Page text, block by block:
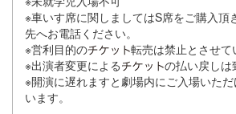
※車いす席に関しましてはS席をご購入頂
先へお電話ください。
※営利目的の
転売は禁止とさせて
※出演者変更による
の払い戻しは
※開演に遅れますと劇場内にご入場いた
います。